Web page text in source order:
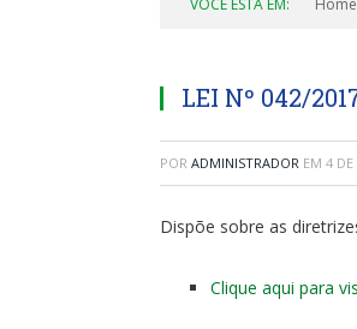
LEI Nº 042/
POR ADMINISTRADOR EM 4
Dispõe sobre as
Clique aqui para